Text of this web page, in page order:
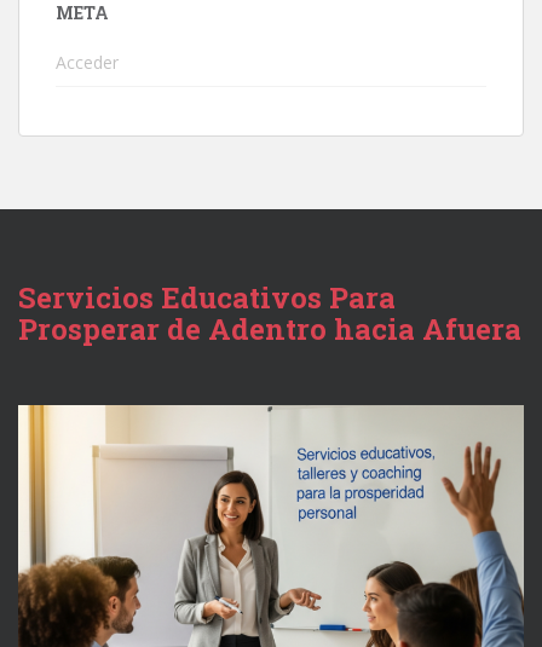
META
Acceder
Servicios Educativos Para
Prosperar de Adentro hacia Afuera